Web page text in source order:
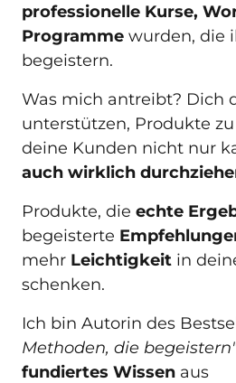
professionelle Kurse,
Programme wurden, die
begeistern.
Was mich antreibt? Dich
unterstützen, Produkte
auch wirklich
Produkte, die echte
begeisterte
mehr Leichtigkeit in
schenken.
Ich bin Autorin des
Methoden, die
fundiertes Wissen aus